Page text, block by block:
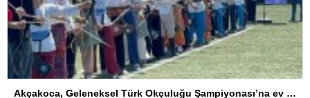
Akçakoca, Geleneksel Türk Okçuluğu Şampiyonası’na ev sahipliği yapıyor